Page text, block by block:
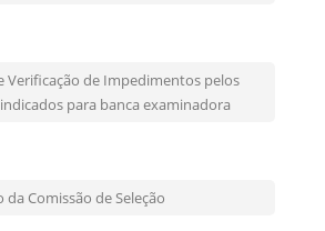
Verificação de Impedimentos pelos
para banca examinadora
da Comissão de Seleção